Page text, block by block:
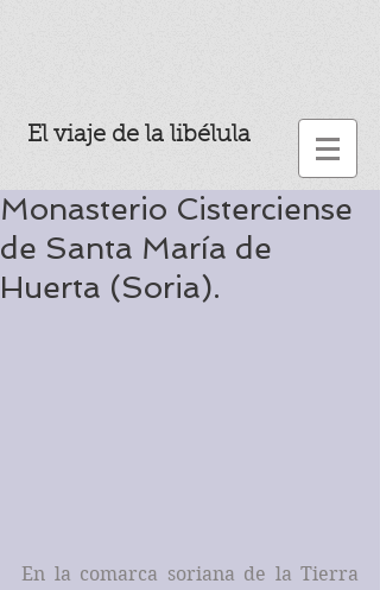
El viaje de la libélula
Monasterio Cisterciense
de Santa María de
Huerta (Soria).
En la comarca soriana de la Tierra